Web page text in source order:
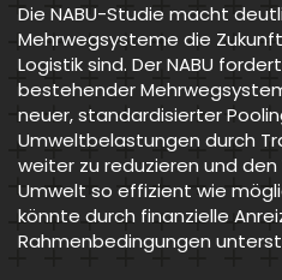
Die NABU-Studie macht
Mehrwegsysteme die
Logistik sind. Der NABU
bestehender
neuer, standardisierter
Umweltbelastungen durch
weiter zu reduzieren und
Umwelt so effizient wie
könnte durch finanzielle
Rahmenbedingungen